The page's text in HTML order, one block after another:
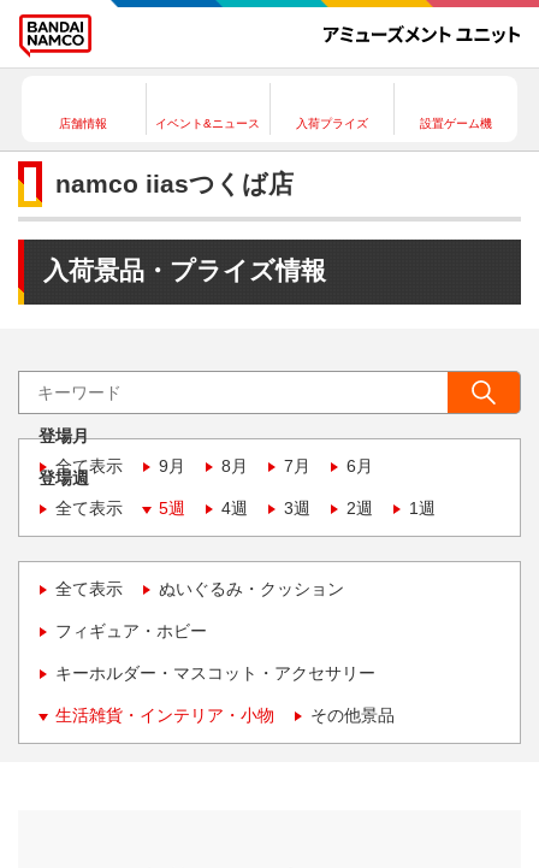
店舗情報 イベント&ニュース 入荷プライズ 設置ゲーム機
namco iiasつくば店
入荷景品・プライズ情報
登場月
全て表示
9月 8月 7月 6月
登場週
全て表示
5週 4週 3週 2週 1週
全て表示 ぬいぐるみ・クッション
フィギュア・ホビー
キーホルダー・マスコット・アクセサリー
生活雑貨・インテリア・小物 その他景品